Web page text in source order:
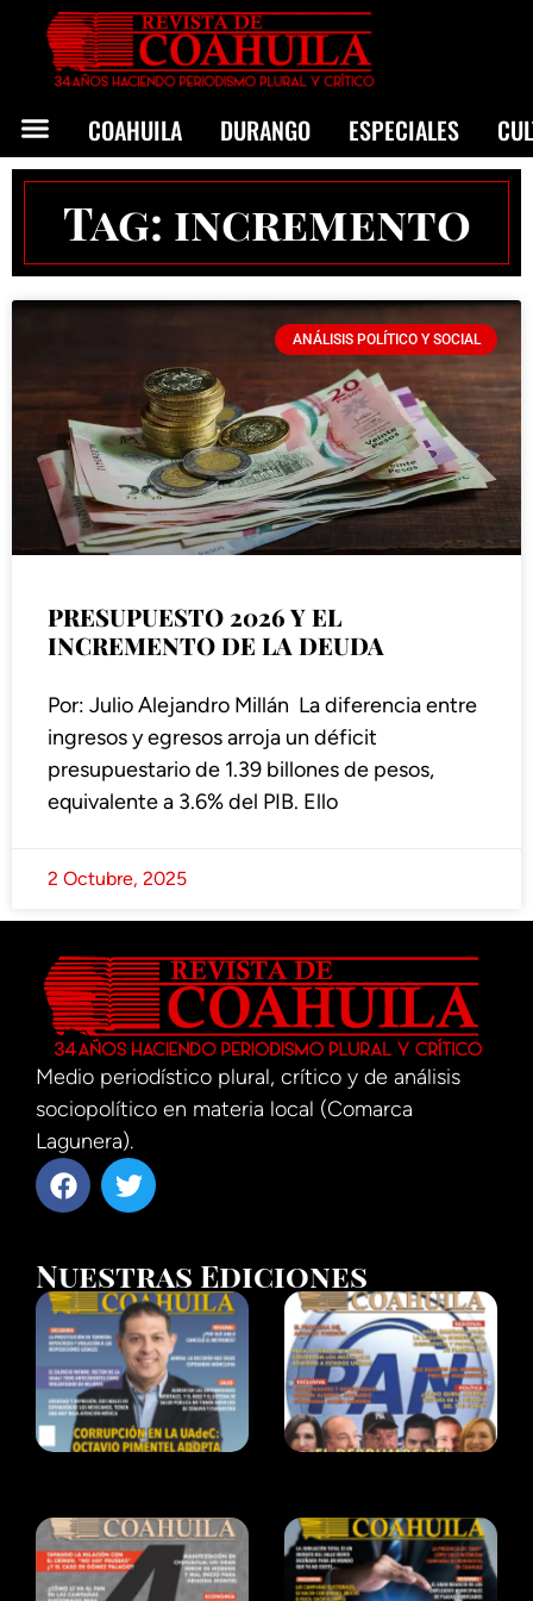
COAHUILA DURANGO ESPECIALES
Tag: incremento
ANÁLISIS POLÍTICO Y SOCIAL
PRESUPUESTO 2026 Y EL
INCREMENTO DE LA DEUDA
Por: Julio Alejandro Millán La diferencia entre
ingresos y egresos arroja un déficit
presupuestario de 1.39 billones de pesos,
equivalente a 3.6% del PIB. Ello
2 Octubre, 2025
Medio periodístico plural, crítico y de análisis
sociopolítico en materia local (Comarca
Lagunera).
Nuestras Ediciones